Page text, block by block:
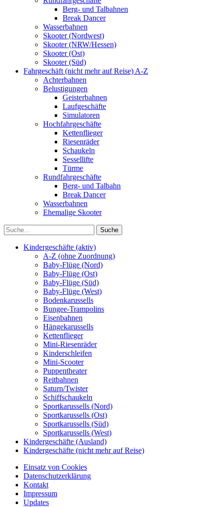
Berg- und Talbahnen
Break Dancer
Wasserbahnen
Skooter (Nordwest)
Skooter (NRW/Hessen)
Skooter (Ost)
Skooter (Süd)
Fahrgeschäft (nicht mehr auf Reise) A-Z
Achterbahnen
Belustigungen
Geisterbahnen
Laufgeschäfte
Simulatoren
Hochfahrgeschäfte
Kettenflieger
Riesenräder
Schaukeln
Sessellifte
Türme
Rundfahrgeschäfte
Berg- und Talbahn
Break Dancer
Wasserbahnen
Ehemalige Skooter
Kindergeschäfte (aktiv)
A-Z (ohne Zuordnung)
Baby-Flüge (Nord)
Baby-Flüge (Ost)
Baby-Flüge (Süd)
Baby-Flüge (West)
Bodenkarussells
Bungee-Trampolins
Eisenbahnen
Hängekarussells
Kettenflieger
Mini-Riesenräder
Kinderschleifen
Mini-Scooter
Puppentheater
Reitbahnen
Saturn/Twister
Schiffschaukeln
Sportkarussells (Nord)
Sportkarussells (Ost)
Sportkarussells (Süd)
Sportkarussells (West)
Kindergeschäfte (Ausland)
Kindergeschäfte (nicht mehr auf Reise)
Einsatz von Cookies
Datenschutzerklärung
Kontakt
Impressum
Updates